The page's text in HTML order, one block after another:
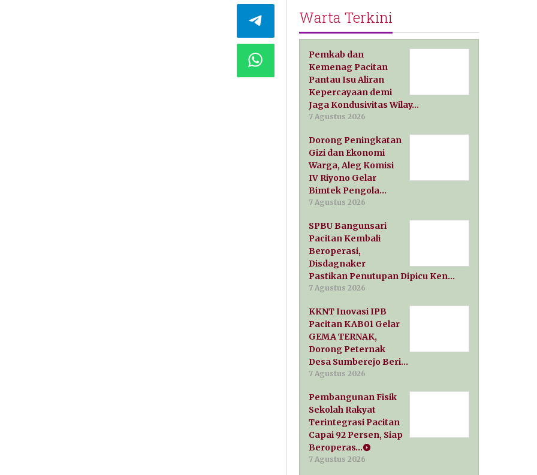
Warta Terkini
Pemkab dan
Kemenag Pacitan
Pantau Isu Aliran
Kepercayaan demi
Jaga Kondusivitas Wilay…
7 Agustus 2026
Dorong Peningkatan
Gizi dan Ekonomi
Warga, Aleg Komisi
IV Riyono Gelar
Bimtek Pengola…
7 Agustus 2026
SPBU Bangunsari
Pacitan Kembali
Beroperasi,
Disdagnaker
Pastikan Penutupan Dipicu Ken…
7 Agustus 2026
KKNT Inovasi IPB
Pacitan KAB01 Gelar
GEMA TERNAK,
Dorong Peternak
Desa Sumberejo Beri…
7 Agustus 2026
Pembangunan Fisik
Sekolah Rakyat
Terintegrasi Pacitan
Capai 92 Persen, Siap
Beroperas…
7 Agustus 2026